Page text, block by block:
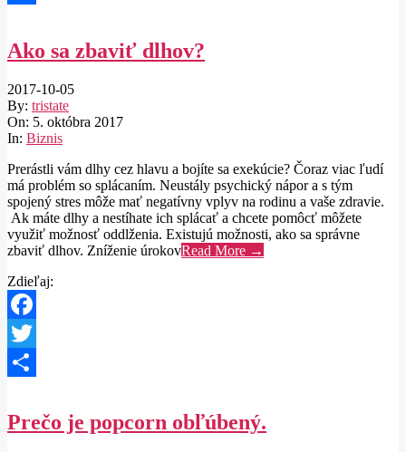
Ako sa zbaviť dlhov?
2017-10-05
By: tristate
On: 5. októbra 2017
In: Biznis
Prerástli vám dlhy cez hlavu a bojíte sa exekúcie? Čoraz viac ľudí
má problém so splácaním. Neustály psychický nápor a s tým
spojený stres môže mať negatívny vplyv na rodinu a vaše zdravie.
Ak máte dlhy a nestíhate ich splácať a chcete pomôcť môžete
využiť možnosť oddlženia. Existujú možnosti, ako sa správne
zbaviť dlhov. Zníženie úrokovRead More →
Zdieľaj:
Facebook
Twitter
Prečo je popcorn obľúbený.